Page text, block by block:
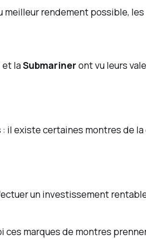
rendement possible,
et laSubmarineront vu leurs
existe certaines montres de
un investissement
marques de montres